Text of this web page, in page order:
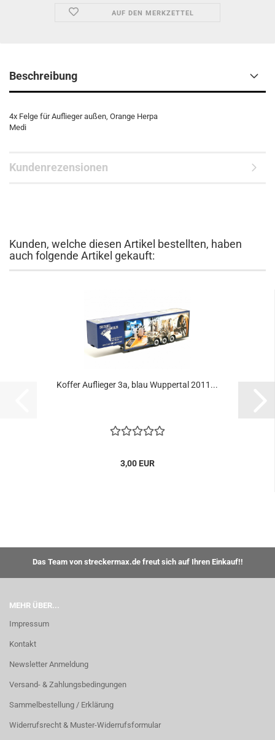
AUF DEN MERKZETTEL
Beschreibung
4x Felge für Auflieger außen, Orange Herpa
Medi
Kundenrezensionen
Kunden, welche diesen Artikel bestellten, haben
auch folgende Artikel gekauft:
Koffer Auflieger 3a, blau Wuppertal 2011...
3,00 EUR
Das Team von streckermax.de freut sich auf Ihren Einkauf!!
MEHR ÜBER...
Impressum
Kontakt
Newsletter Anmeldung
Versand- & Zahlungsbedingungen
Sammelbestellung / Erklärung
Widerrufsrecht & Muster-Widerrufsformular